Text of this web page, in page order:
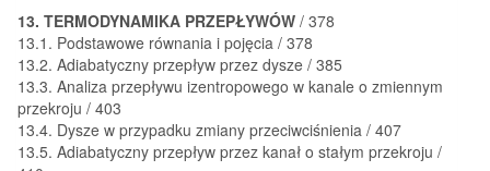
13. TERMODYNAMIKA PRZEPŁYWÓW / 378
13.1. Podstawowe równania i pojęcia / 378
13.2. Adiabatyczny przepływ przez dysze / 385
13.3. Analiza przepływu izentropowego w kanale o zmiennym
przekroju / 403
13.4. Dysze w przypadku zmiany przeciwciśnienia / 407
13.5. Adiabatyczny przepływ przez kanał o stałym przekroju /